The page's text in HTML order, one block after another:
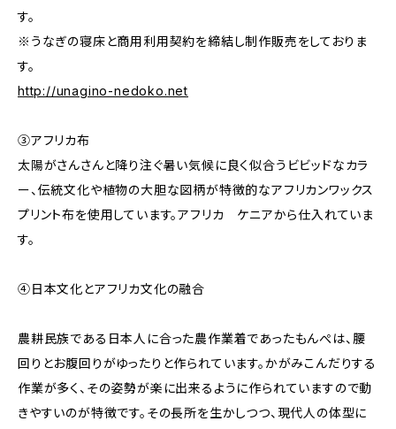
す。
※うなぎの寝床と商用利用契約を締結し制作販売をしておりま
す。
http://unagino-nedoko.net
③アフリカ布
太陽がさんさんと降り注ぐ暑い気候に良く似合うビビッドなカラ
ー、伝統文化や植物の大胆な図柄が特徴的なアフリカンワックス
プリント布を使用しています。アフリカ ケニアから仕入れていま
す。
④日本文化とアフリカ文化の融合
農耕民族である日本人に合った農作業着であったもんぺは、腰
回りとお腹回りがゆったりと作られています。かがみこんだりする
作業が多く、その姿勢が楽に出来るように作られていますので動
きやすいのが特徴です。その長所を生かしつつ、現代人の体型に